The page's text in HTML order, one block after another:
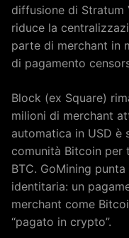
diffusione di
riduce la
parte di merchant in
di pagamento
Block (ex Square)
milioni di merchant
automatica in USD
comunità Bitcoin per
BTC. GoMining
identitaria: un
merchant come
“pagato in crypto”.